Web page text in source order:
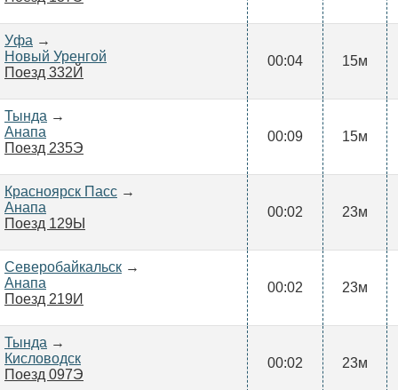
Уфа →
Новый Уренгой
Поезд 332Й
00:04 15м
Тында →
Анапа
Поезд 235Э
00:09 15м
Красноярск Пасс →
Анапа
Поезд 129Ы
00:02 23м
Северобайкальск →
Анапа
Поезд 219И
00:02 23м
Тында →
Кисловодск
Поезд 097Э
00:02 23м